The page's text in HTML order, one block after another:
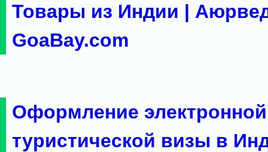
Товары из Индии |
GoaBay.com
Оформление электронной
туристической визы в